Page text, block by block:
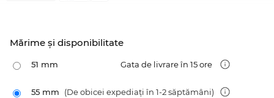
Mărime şi disponibilitate
51 mm Gata de livrare în 15 ore
55 mm (De obicei expediați în 1-2 săptămâni)